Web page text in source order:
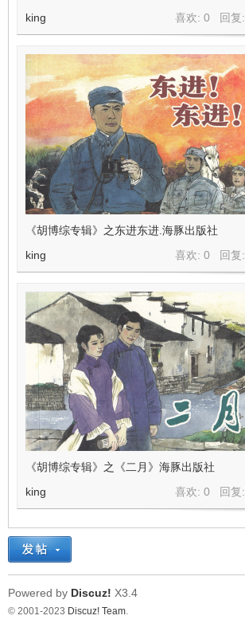
喜欢: 0 回复:
king
《胡博综专辑》之东进东进.海豚出版社
喜欢: 0 回复:
king
《胡博综专辑》之《二月》海豚出版社
喜欢: 0 回复:
king
Powered by Discuz! X3.4
© 2001-2023 Discuz! Team.